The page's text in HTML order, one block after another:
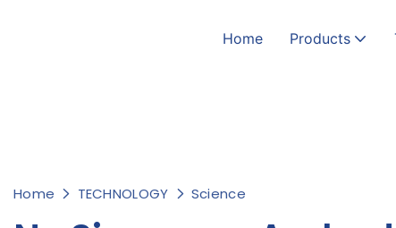
Home Products
Home TECHNOLOGY Science